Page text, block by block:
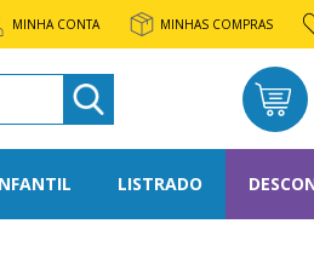
MINHA CONTA MINHAS COMPRAS
LISTRADO